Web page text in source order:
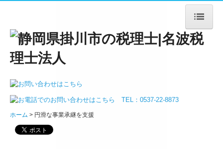
ホーム
ごあいさつ
法人概要
ホーム 円滑な事業承継を支援